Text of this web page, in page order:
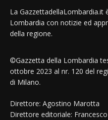
La GazzettadellaLombardia.it
Lombardia con notizie ed
della regione.
©Gazzetta della Lombardia
ottobre 2023 al nr. 120 del
di Milano.
Direttore: Agostino Marotta
Direttore editoriale: